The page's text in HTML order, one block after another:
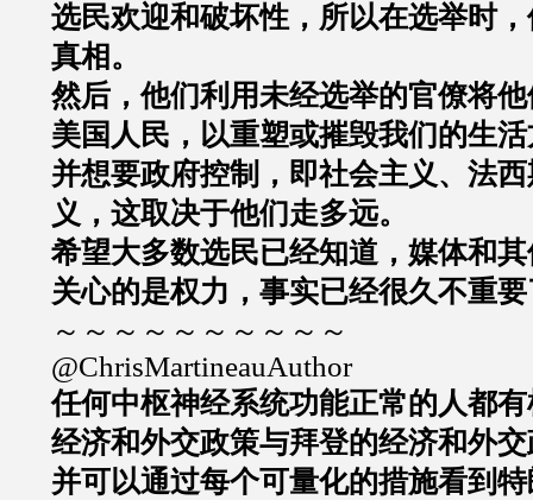
选民欢迎和破坏性，所以在选举时
真相。
然后，他们利用未经选举的官僚将
美国人民，以重塑或摧毁我们的生
并想要政府控制，即社会主义、法
义，这取决于他们走多远。
希望大多数选民已经知道，媒体和
关心的是权力，事实已经很久不重
～～～～～～～～～～
@ChrisMartineauAuthor
任何中枢神经系统功能正常的人都
经济和外交政策与拜登的经济和外
并可以通过每个可量化的措施看到